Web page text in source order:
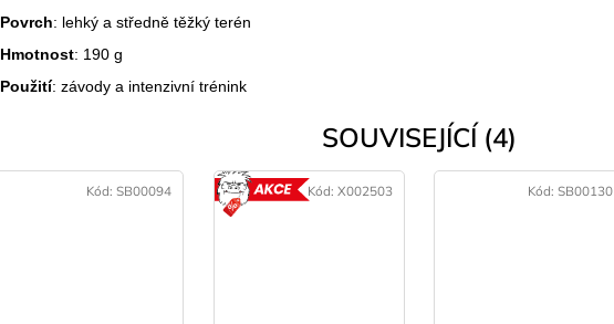
Povrch: lehký a středně těžký terén
Hmotnost: 190 g
Použití: závody a intenzivní trénink
SOUVISEJÍCÍ (4)
Kód:SB00094 Kód: X002503 Kód:SB00130